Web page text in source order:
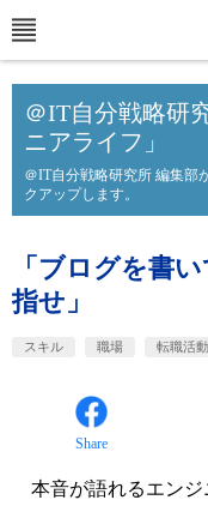
＠IT自分戦略研
ニアライフ」
＠IT自分戦略研究所 編集部
クアップします。
「ブログを書
指せ」
スキル 職場 転職活動
Share
本音が語れるエンジ